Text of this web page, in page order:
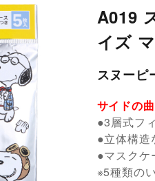
A019
イズ
スヌーピ
サイドの
●3層式フ
●立体構造
●マスクケ
※5種類の